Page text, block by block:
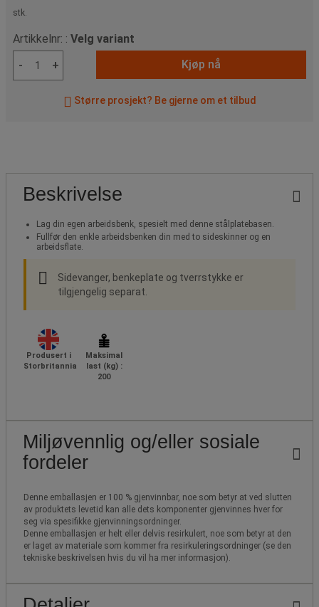
stk.
Artikkelnr: : Velg variant
-
+ Kjøp nå
Større prosjekt? Be gjerne om et tilbud
Beskrivelse
Lag din egen arbeidsbenk, spesielt med denne stålplatebasen.
Fullfør den enkle arbeidsbenken din med to sideskinner og en
arbeidsflate.
Sidevanger, benkeplate og tverrstykke er
tilgjengelig separat.
Produsert i
Storbritannia
Maksimal
last (kg) :
200
Miljøvennlig og/eller sosiale
fordeler
Denne emballasjen er 100 % gjenvinnbar, noe som betyr at ved slutten
av produktets levetid kan alle dets komponenter gjenvinnes hver for
seg via spesifikke gjenvinningsordninger.
Denne emballasjen er helt eller delvis resirkulert, noe som betyr at den
er laget av materiale som kommer fra resirkuleringsordninger (se den
tekniske beskrivelsen hvis du vil ha mer informasjon).